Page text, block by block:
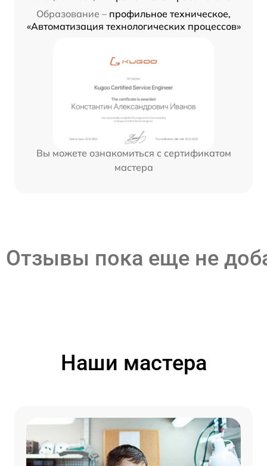
Образование – профильное техническое,
«Автоматизация технологических процессов»
Вы можете ознакомиться с сертификатом
мастера
Отзывы пока еще не
Наши мастера